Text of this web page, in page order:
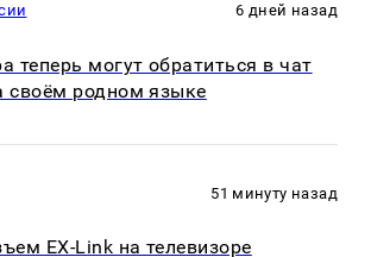
6 дней назад
теперь могут обратиться в чат
своём родном языке
51 минуту назад
EX-Link на телевизоре